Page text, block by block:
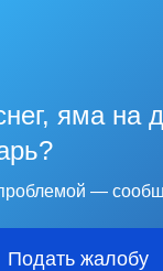
яма на
—
Подать жалобу